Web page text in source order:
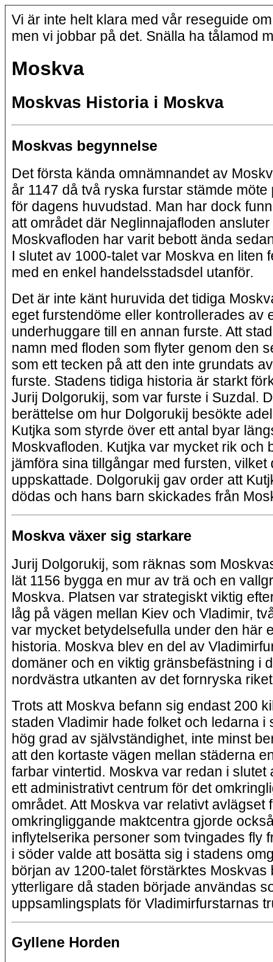
Vi är inte helt klara med vår reseguide
men vi jobbar på det. Snälla ha tålamod
Moskva
Moskvas Historia i Moskva
Moskvas begynnelse
Det första kända omnämnandet av
år 1147 då två ryska furstar stämde möte
för dagens huvudstad. Man har dock
att området där Neglinnajafloden ansluter
Moskvafloden har varit bebott ända
I slutet av 1000-talet var Moskva en liten
med en enkel handelsstadsdel utanför.
Det är inte känt huruvida det tidiga
eget furstendöme eller kontrollerades av
underhuggare till en annan furste. Att
namn med floden som flyter genom den
som ett tecken på att den inte grundats
furste. Stadens tidiga historia är starkt
Jurij Dolgorukij, som var furste i Suzdal.
berättelse om hur Dolgorukij besökte
Kutjka som styrde över ett antal byar
Moskvafloden. Kutjka var mycket rik och
jämföra sina tillgångar med fursten, vilket
uppskattade. Dolgorukij gav order att
dödas och hans barn skickades från
Moskva växer sig starkare
Jurij Dolgorukij, som räknas som
lät 1156 bygga en mur av trä och en
Moskva. Platsen var strategiskt viktig
låg på vägen mellan Kiev och Vladimir,
var mycket betydelsefulla under den här
historia. Moskva blev en del av
domäner och en viktig gränsbefästning i
nordvästra utkanten av det fornryska
Trots att Moskva befann sig endast 200
staden Vladimir hade folket och ledarna i
hög grad av självständighet, inte minst
att den kortaste vägen mellan städerna
farbar vintertid. Moskva var redan i slutet
ett administrativt centrum för det
området. Att Moskva var relativt avlägset
omkringliggande maktcentra gjorde
inflytelserika personer som tvingades fly
i söder valde att bosätta sig i stadens
början av 1200-talet förstärktes Moskvas
ytterligare då staden började användas
uppsamlingsplats för Vladimirfurstarnas
Gyllene Horden